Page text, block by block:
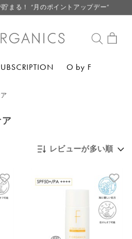
まる！ “月のポイントアップデー”
Websiteの統合に関するお知らせ
まる！ “月のポイントアップデー”
O by F
レビューが多い順